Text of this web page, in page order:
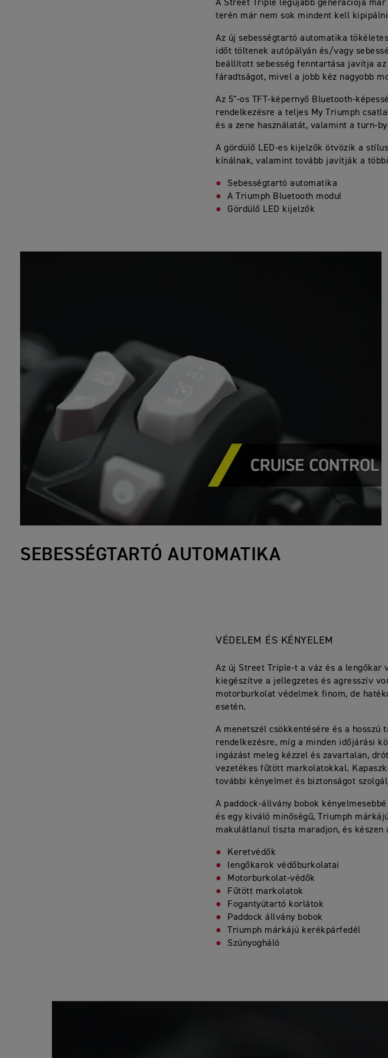
A Street Triple legújabb generációja
terén már nem sok mindent kell
Az új sebességtartó automatika
időt töltenek autópályán és/vagy
beállított sebesség fenntartása javítja
fáradtságot, mivel a jobb kéz nagyobb
Az 5"-os TFT-képernyő Bluetooth-
rendelkezésre a teljes My Triumph
és a zene használatát, valamint a turn-
A gördülő LED-es kijelzők ötvözik a
kínálnak, valamint tovább javítják a
Sebességtartó automatika
A Triumph Bluetooth modul
Gördülő LED kijelzők
SEBESSÉGTARTÓ AUTOMATIKA
VÉDELEM ÉS KÉNYELEM
Az új Street Triple-t a váz és a lengőkar
kiegészítve a jellegzetes és agresszív
motorburkolat védelmek finom, de
esetén.
A menetszél csökkentésére és a
rendelkezésre, míg a minden időjárási
ingázást meleg kézzel és zavartalan,
vezetékes fűtött markolatokkal.
további kényelmet és biztonságot
A paddock-állvány bobok
és egy kiváló minőségű, Triumph
makulátlanul tiszta maradjon, és
Keretvédők
lengőkarok védőburkolatai
Motorburkolat-védők
Fűtött markolatok
Fogantyútartó korlátok
Paddock állvány bobok
Triumph márkájú kerékpárfedél
Szúnyogháló